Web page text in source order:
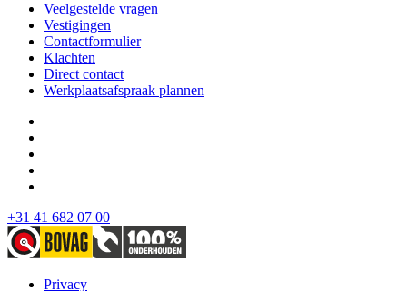
Veelgestelde vragen
Vestigingen
Contactformulier
Klachten
Direct contact
Werkplaatsafspraak plannen
+31 41 682 07 00
Privacy